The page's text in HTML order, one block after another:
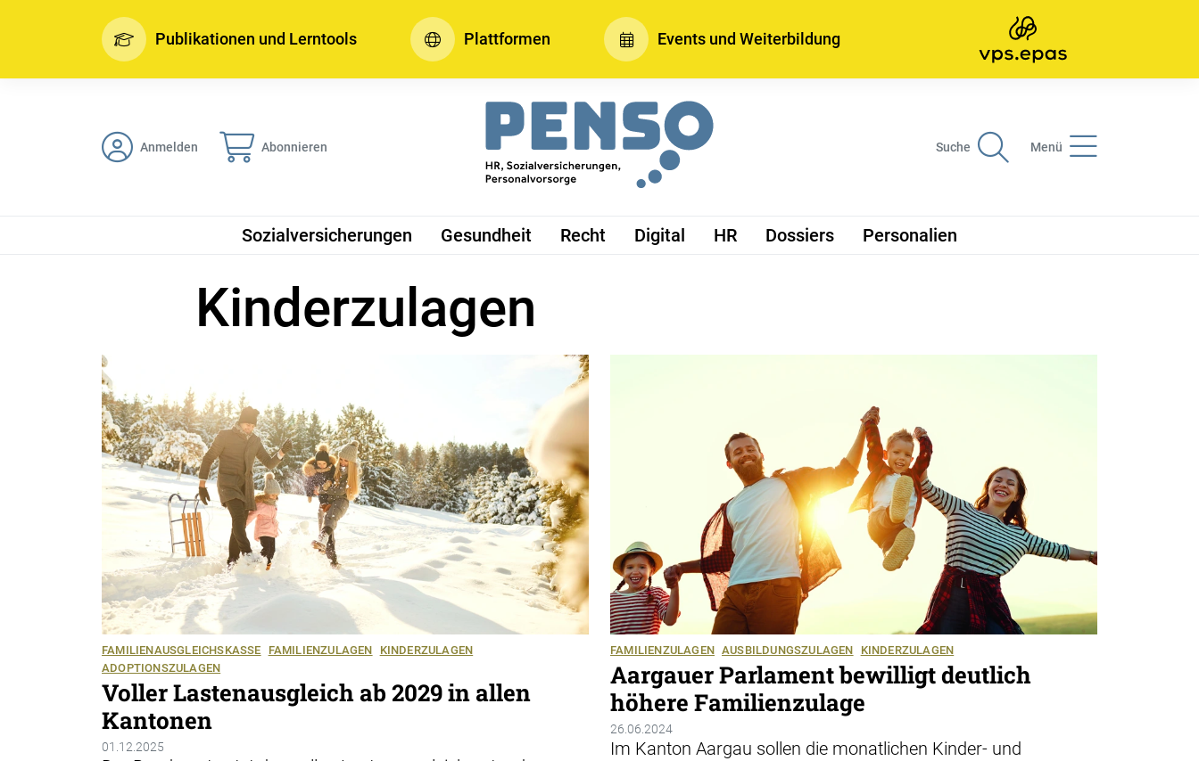
Publikationen und Lerntools Plattformen Events und Weiterbildung
Anmelden Abonnieren Suche Menü
Sozialversicherungen Gesundheit Recht Digital HR Dossiers Personalien
Kinderzulagen
FAMILIENAUSGLEICHSKASSE FAMILIENZULAGEN
KINDERZULAGEN
ADOPTIONSZULAGEN
Voller Lastenausgleich ab 2029 in allen
Kantonen
01.12.2025
FAMILIENZULAGEN AUSBILDUNGSZULAGEN KINDERZULAGEN
Aargauer Parlament bewilligt deutlich
höhere Familienzulage
26.06.2024
Im Kanton Aargau sollen die monatlichen Kinder- und